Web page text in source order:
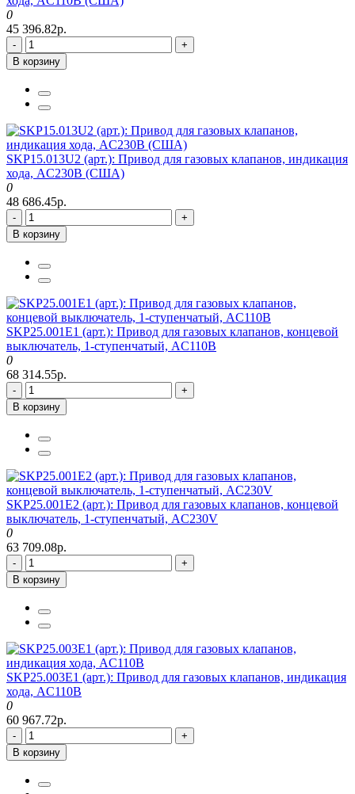
0
45 396.82р.
-
+
В корзину
SKP15.013U2 (арт.): Привод для газовых клапанов, индикация
хода, AC230В (США)
0
48 686.45р.
-
+
В корзину
SKP25.001E1 (арт.): Привод для газовых клапанов, концевой
выключатель, 1-ступенчатый, AC110В
0
68 314.55р.
-
+
В корзину
SKP25.001E2 (арт.): Привод для газовых клапанов, концевой
выключатель, 1-ступенчатый, AC230V
0
63 709.08р.
-
+
В корзину
SKP25.003E1 (арт.): Привод для газовых клапанов, индикация
хода, AC110В
0
60 967.72р.
-
+
В корзину